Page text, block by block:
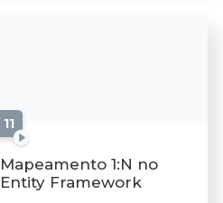
11
Mapeamento 1:N no
Entity Framework